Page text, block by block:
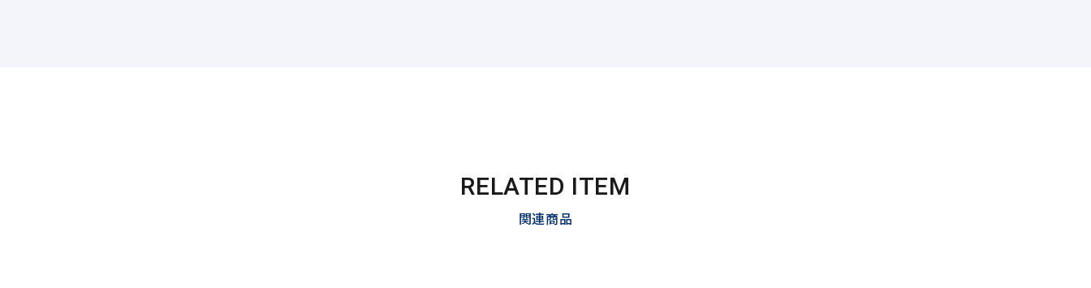
RELATED ITEM
関連商品